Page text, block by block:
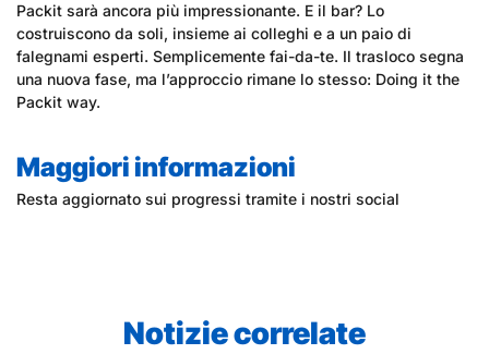
Packit sarà ancora più impressionante. E il bar? Lo
costruiscono da soli, insieme ai colleghi e a un paio di
falegnami esperti. Semplicemente fai-da-te. Il trasloco segna
una nuova fase, ma l’approccio rimane lo stesso: Doing it the
Packit way.
Maggiori informazioni
Resta aggiornato sui progressi tramite i nostri social
Notizie correlate